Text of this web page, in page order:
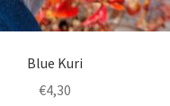
Blue Kuri
€4,30